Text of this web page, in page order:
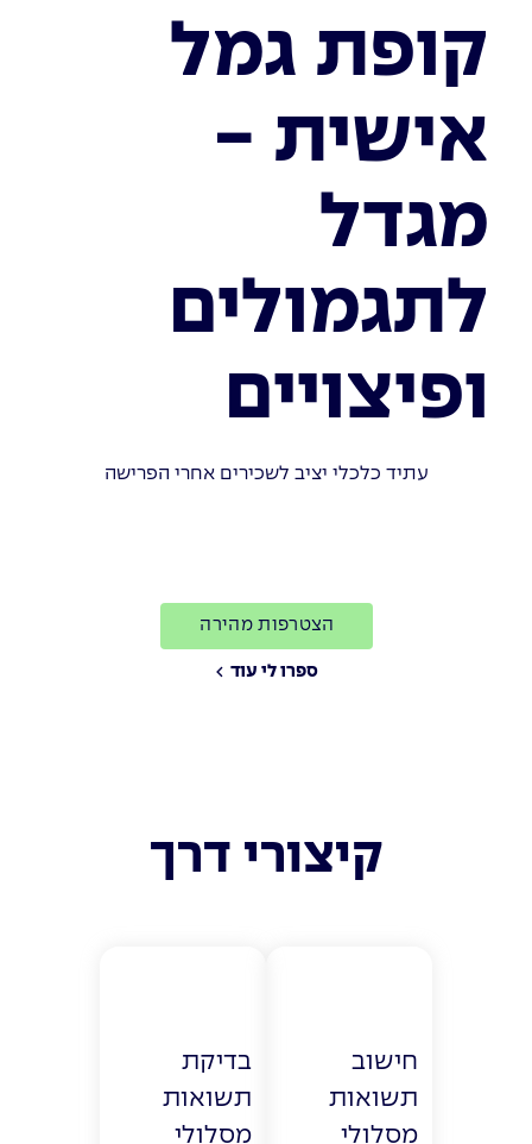
קופת גמל
אישית -
מגדל
לתגמולים
ופיצויים
עתיד כלכלי יציב לשכירים אחרי הפרישה
הצטרפות מהירה
ספרו לי עוד
קיצורי דרך
חישוב
תשואות
מסלולי
בדיקת
תשואות
מסלולי